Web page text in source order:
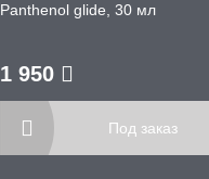
Panthenol glide, 30 мл
1 950
Под заказ